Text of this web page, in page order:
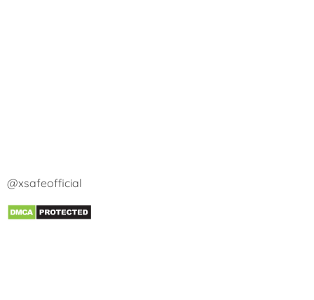
@xsafeofficial